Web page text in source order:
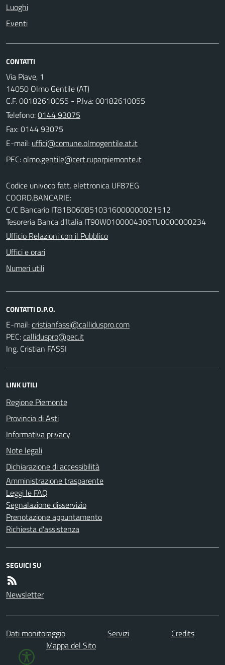
Luoghi
Eventi
CONTATTI
Via Piave, 1
14050 Olmo Gentile (AT)
C.F. 00182610055 - P.Iva: 00182610055
Telefono:0144 93075
Fax: 0144 93075
E-mail:
PEC:
Codice univoco fatt. elettronica UF87EG
COORD.BANCARIE:
C/C Bancario IT81B0608510316000000021512
Tesoreria Banca d'Italia IT90W0100004306TU0000000234
Ufficio Relazioni con il Pubblico
Uffici e orari
Numeri utili
CONTATTI D.P.O.
E-mail:
PEC:
Ing. Cristian FASSI
LINK UTILI
Regione Piemonte
Provincia di Asti
Informativa privacy
Note legali
Dichiarazione di accessibilità
Amministrazione trasparente
Leggi le FAQ
Segnalazione disservizio
Prenotazione appuntamento
Richiesta d'assistenza
SEGUICI SU
Newsletter
Dati monitoraggio Servizi
Credits
Mappa del Sito